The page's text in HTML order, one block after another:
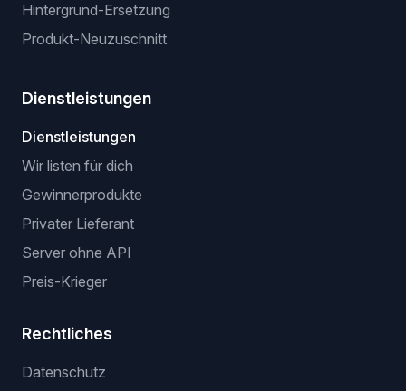
Hintergrund-Ersetzung
Produkt-Neuzuschnitt
Dienstleistungen
Dienstleistungen
Wir listen für dich
Gewinnerprodukte
Privater Lieferant
Server ohne API
Preis-Krieger
Rechtliches
Datenschutz